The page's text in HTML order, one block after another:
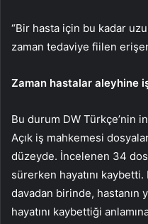
“Bir hasta için bu kadar
zaman tedaviye fiilen
Zaman hastalar aleyhine
Bu durum DW Türkçe’nin
Açık iş mahkemesi
düzeyde. İncelenen 34
sürerken hayatını
davadan birinde, hastanın
hayatını kaybettiği